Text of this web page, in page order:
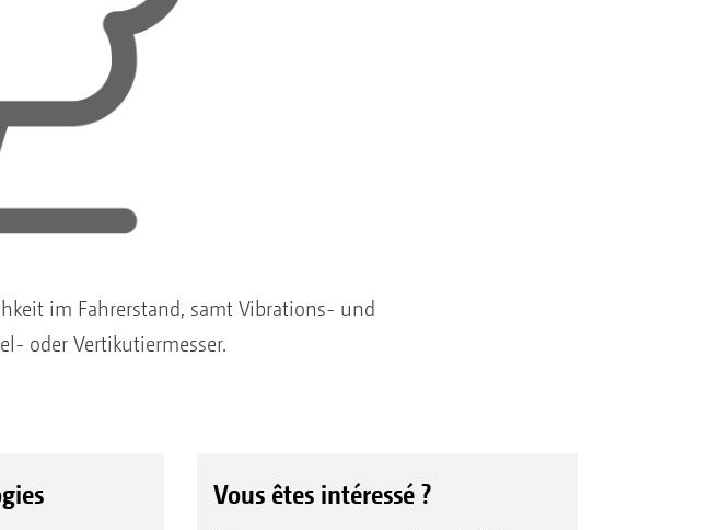
im Fahrerstand, samt Vibrations- und
oder Vertikutiermesser.
Vous êtes intéressé ?